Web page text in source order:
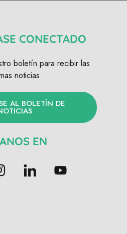
CONECTADO
boletín para recibir las
noticias
AL BOLETÍN DE
EN